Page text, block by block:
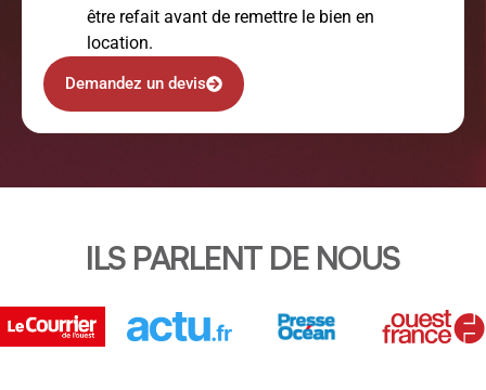
être refait avant de remettre le bien en
location.
Demandez un devis
ILS PARLENT DE NOUS